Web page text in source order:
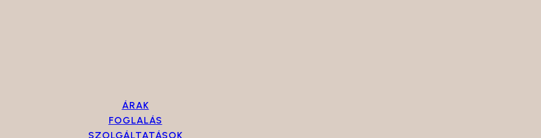
ÁRAK
FOGLALÁS
SZOLGÁLTATÁSOK